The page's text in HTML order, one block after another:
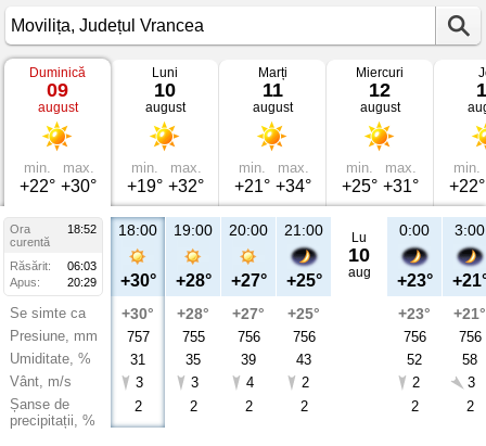
Vremea
Movilița
Județul
Vrancea
Duminică
09
august
min.
+22°
max.
+30°
Luni
10
august
min.
+19°
max.
+32°
Marți
11
august
min.
+21°
max.
+34°
Miercuri
12
august
min.
+25°
max.
+31°
min.
+22°
Ora
18:52
curentă
Răsărit:
06:03
Apus:
20:29
Se simte ca
Presiune, mm
Umiditate, %
Vânt, m/s
Șanse de
precipitații, %
18:00
+30°
+30°
757
31
3
2
19:00
+28°
+28°
755
35
3
2
20:00
+27°
+27°
756
39
4
2
21:00
+25°
+25°
756
43
2
2
Lu
10
aug
0:00
+23°
+23°
756
52
2
2
3:00
+21°
756
58
3
2